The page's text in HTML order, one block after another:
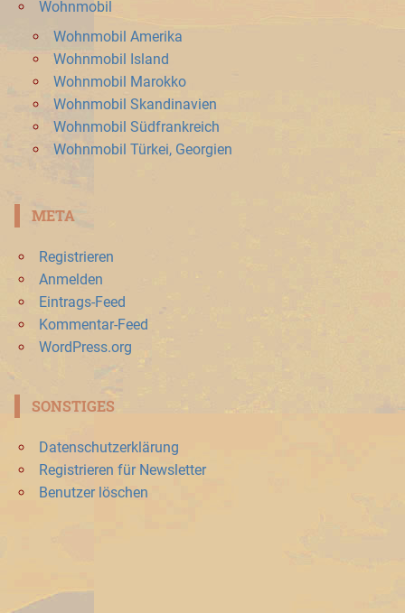
Wohnmobil
Wohnmobil Amerika
Wohnmobil Island
Wohnmobil Marokko
Wohnmobil Skandinavien
Wohnmobil Südfrankreich
Wohnmobil Türkei, Georgien
META
Registrieren
Anmelden
Eintrags-Feed
Kommentar-Feed
WordPress.org
SONSTIGES
Datenschutzerklärung
Registrieren für Newsletter
Benutzer löschen